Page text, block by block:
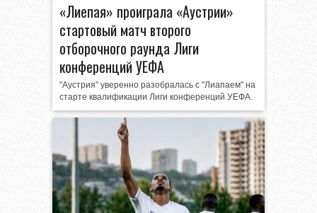
«Лиепая» проиграла «Аустрии»
стартовый матч второго
отборочного раунда Лиги
конференций УЕФА
"Аустрия" уверенно разобралась с "Лиапаем" на
старте квалификации Лиги конференций УЕФА.